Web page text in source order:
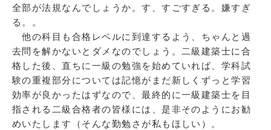
全部が法規なんでしょうか。す、すごすぎる。嫌すぎ
る。。
他の科目も合格レベルに到達するよう、ちゃんと過
去問を解かないとダメなのでしょう。二級建築士に合
格した後、直ちに一級の勉強を始めていれば、学科試
験の重複部分については記憶がまだ新しくずっと学習
効率が良かったはずなので、最終的に一級建築士を目
指される二級合格者の皆様には、是非そのようにお勧
めいたします（そんな勤勉さが私もほしい）。